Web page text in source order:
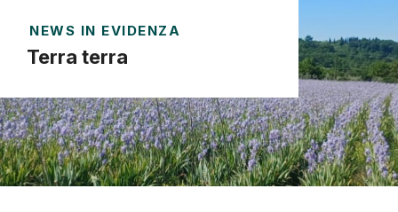
NEWS IN EVIDENZA
Terra terra